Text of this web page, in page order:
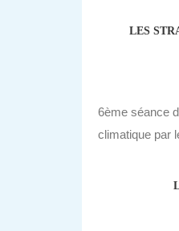
LES
6ème séance
climatique par